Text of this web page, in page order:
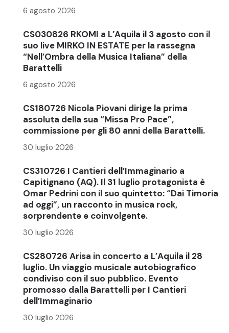
6 agosto 2026
CS030826 RKOMI a L’Aquila il 3 agosto con il
suo live MIRKO IN ESTATE per la rassegna
“Nell’Ombra della Musica Italiana” della
Barattelli
6 agosto 2026
CS180726 Nicola Piovani dirige la prima
assoluta della sua “Missa Pro Pace”,
commissione per gli 80 anni della Barattelli.
30 luglio 2026
CS310726 I Cantieri dell’Immaginario a
Capitignano (AQ). Il 31 luglio protagonista è
Omar Pedrini con il suo quintetto: “Dai Timoria
ad oggi”, un racconto in musica rock,
sorprendente e coinvolgente.
30 luglio 2026
CS280726 Arisa in concerto a L’Aquila il 28
luglio. Un viaggio musicale autobiografico
condiviso con il suo pubblico. Evento
promosso dalla Barattelli per I Cantieri
dell’Immaginario
30 luglio 2026